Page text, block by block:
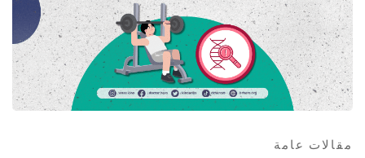
مقالات عامة